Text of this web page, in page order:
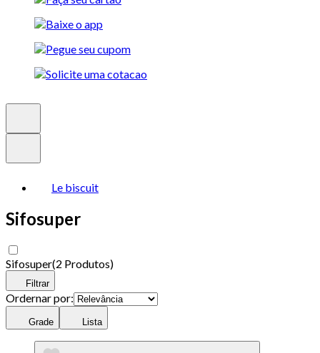
Le biscuit
Sifosuper
Sifosuper(2 Produtos)
Filtrar
Ordernar por:
Grade Lista